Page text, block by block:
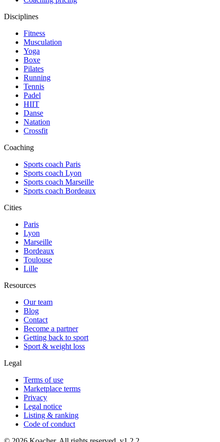
Disciplines
Fitness
Musculation
Yoga
Boxe
Pilates
Running
Tennis
Padel
HIIT
Danse
Natation
Crossfit
Coaching
Sports coach Paris
Sports coach Lyon
Sports coach Marseille
Sports coach Bordeaux
Cities
Paris
Lyon
Marseille
Bordeaux
Toulouse
Lille
Resources
Our team
Blog
Contact
Become a partner
Getting back to sport
Sport & weight loss
Legal
Terms of use
Marketplace terms
Privacy
Legal notice
Listing & ranking
Code of conduct